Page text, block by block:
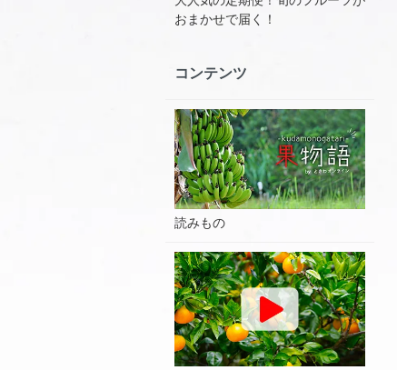
おまかせで届く！
コンテンツ
読みもの